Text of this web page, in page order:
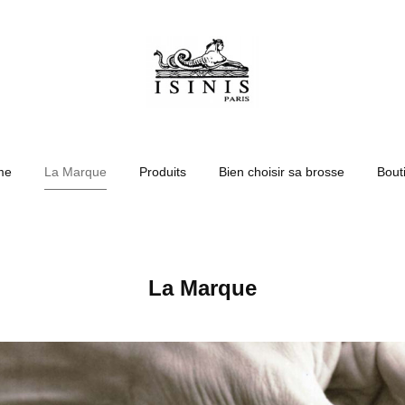
La Marque Produits Bien choisir sa brosse
La Marque